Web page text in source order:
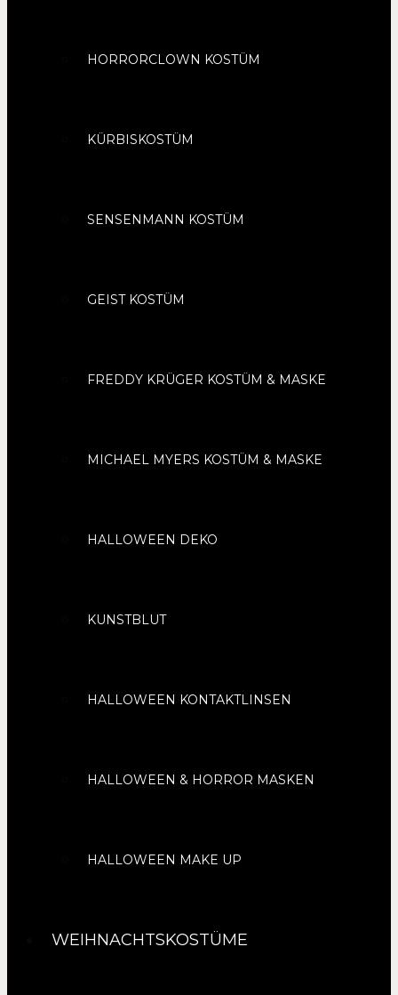
HORRORCLOWN KOSTÜM
KÜRBISKOSTÜM
SENSENMANN KOSTÜM
GEIST KOSTÜM
FREDDY KRÜGER KOSTÜM & MASKE
MICHAEL MYERS KOSTÜM & MASKE
HALLOWEEN DEKO
KUNSTBLUT
HALLOWEEN KONTAKTLINSEN
HALLOWEEN & HORROR MASKEN
HALLOWEEN MAKE UP
WEIHNACHTSKOSTÜME